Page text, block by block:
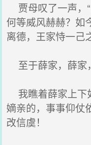
贾母叹了一声，“
何等威风赫赫？如
离德，王家恃一己
至于薛家，薛家
我瞧着薛家上下
嫡亲的，事事仰仗
改信虞！